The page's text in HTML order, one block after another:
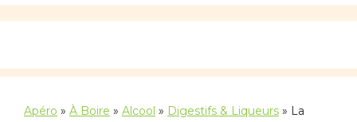
Apéro » À Boire » Alcool » Digestifs & Liqueurs » La